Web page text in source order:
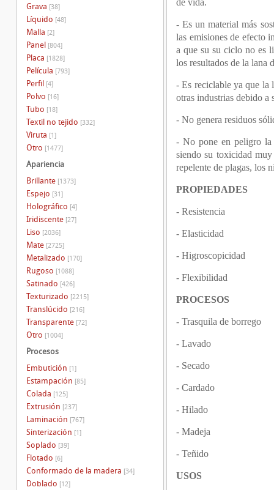
de vida.
- Es un material más
las emisiones de efecto
a que su su ciclo no es
los resultados de la lana
- Es reciclable ya que la
otras industrias debido a
- No genera residuos
- No pone en peligro la
siendo su toxicidad
repelente de plagas, los
PROPIEDADES
- Resistencia
- Elasticidad
- Higroscopicidad
- Flexibilidad
PROCESOS
- Trasquila de borrego
- Lavado
- Secado
- Cardado
- Hilado
- Madeja
- Teñido
USOS
Grava [38]
Líquido [48]
Malla [2]
Panel [804]
Placa [1828]
Película [793]
Perfil [4]
Polvo [16]
Tubo [18]
Textil no tejido [332]
Viruta [1]
Otro [1477]
Apariencia
Brillante [1373]
Espejo [31]
Holográfico [4]
Iridiscente [27]
Liso [2036]
Mate [2725]
Metalizado [170]
Rugoso [1088]
Satinado [426]
Texturizado [2215]
Translúcido [216]
Transparente [72]
Otro [1004]
Procesos
Embutición [1]
Estampación [85]
Colada [125]
Extrusión [237]
Laminación [767]
Sinterización [1]
Soplado [39]
Flotado [6]
Conformado de la madera [34]
Doblado [12]